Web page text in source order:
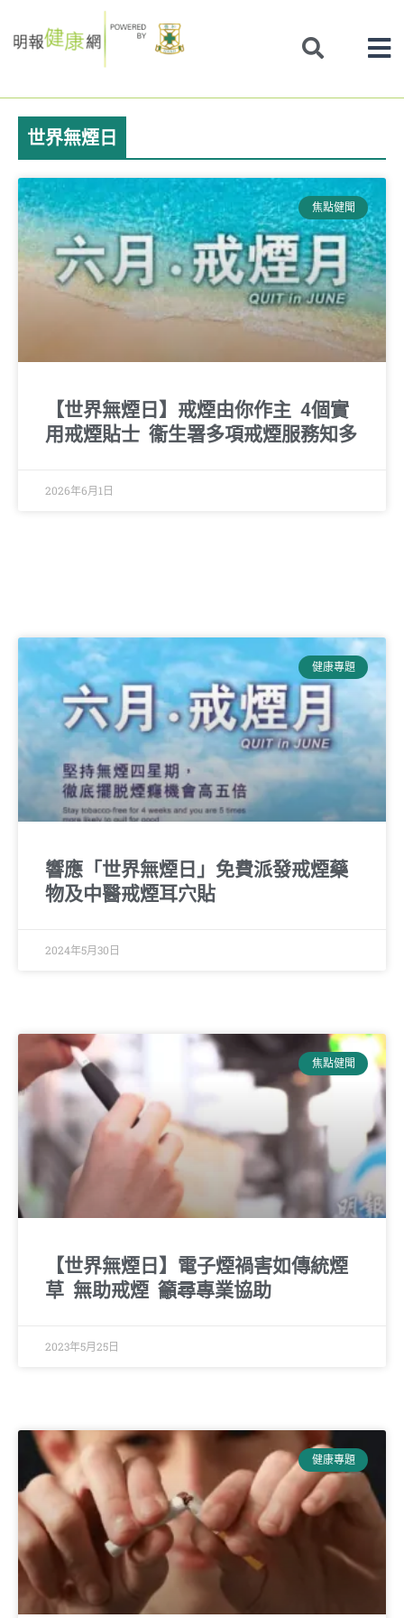
to
世界無煙日
焦點健聞
【世界無煙日】戒煙由你作主 4個實
用戒煙貼士 衞生署多項戒煙服務知多
2026年6月1日
健康專題
響應「世界無煙日」免費派發戒煙藥
物及中醫戒煙耳穴貼
2024年5月30日
焦點健聞
【世界無煙日】電子煙禍害如傳統煙
草 無助戒煙 籲尋專業協助
2023年5月25日
健康專題